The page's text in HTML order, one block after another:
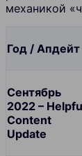
механикой
Год / Апдейт
Сентябрь
2022 –
Content
Update